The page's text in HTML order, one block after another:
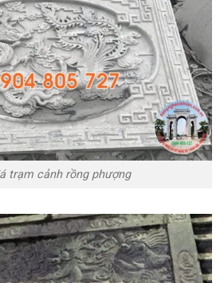
trạm cảnh rồng phượng